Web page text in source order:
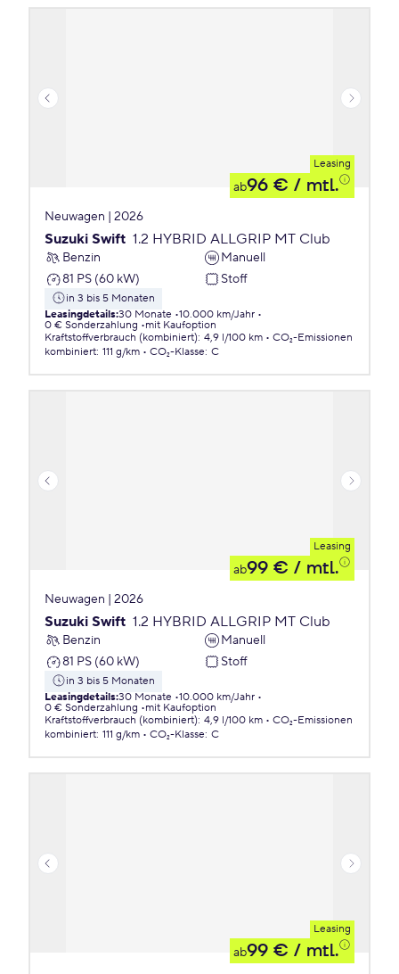
Leasing
ab96 € / mtl.
Neuwagen | 2026
Suzuki Swift 1.2 HYBRID ALLGRIP MT Club
Benzin
Manuell
81 PS (60 kW)
Stoff
in 3 bis 5 Monaten
Leasingdetails:30 Monate 10.000 km/Jahr
0 € Sonderzahlung
mit Kaufoption
Kraftstoffverbrauch (kombiniert): 4,9 l/100 km
CO₂-Emissionen
kombiniert: 111 g/km CO₂-Klasse: C
Leasing
ab99 € / mtl.
Neuwagen | 2026
Suzuki Swift 1.2 HYBRID ALLGRIP MT Club
Benzin
Manuell
81 PS (60 kW)
Stoff
in 3 bis 5 Monaten
Leasingdetails:30 Monate 10.000 km/Jahr
0 € Sonderzahlung
mit Kaufoption
Kraftstoffverbrauch (kombiniert): 4,9 l/100 km
CO₂-Emissionen
kombiniert: 111 g/km CO₂-Klasse: C
Leasing
ab99 € / mtl.